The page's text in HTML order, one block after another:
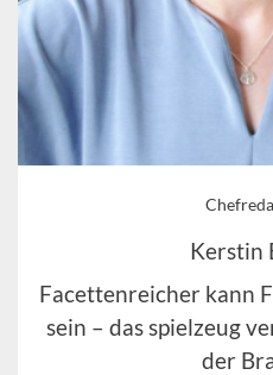
Kerstin
Facettenreicher kann
sein – das spielzeug
der